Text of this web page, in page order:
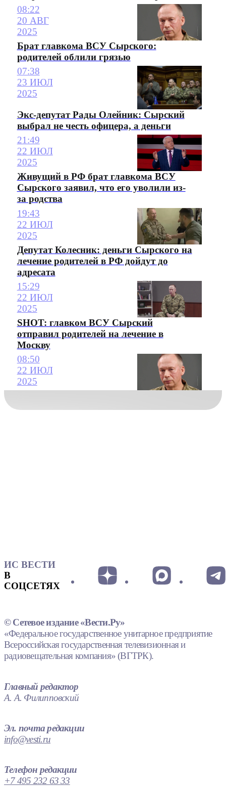
08:22
20 АВГ
2025
Брат главкома ВСУ Сырского:
родителей облили грязью
07:38
23 ИЮЛ
2025
Экс-депутат Рады Олейник: Сырский
выбрал не честь офицера, а деньги
21:49
22 ИЮЛ
2025
Живущий в РФ брат главкома ВСУ
Сырского заявил, что его уволили из-
за родства
19:43
22 ИЮЛ
2025
Депутат Колесник: деньги Сырского на
лечение родителей в РФ дойдут до
адресата
15:29
22 ИЮЛ
2025
SHOT: главком ВСУ Сырский
отправил родителей на лечение в
Москву
08:50
22 ИЮЛ
2025
ИС ВЕСТИ
В
СОЦСЕТЯХ
© Сетевое издание «Вести.Ру»
«Федеральное государственное унитарное предприятие
Всероссийская государственная телевизионная и
радиовещательная компания» (ВГТРК).
Главный редактор
А. А. Филипповский
Эл. почта редакции
info@vesti.ru
Телефон редакции
+7 495 232 63 33